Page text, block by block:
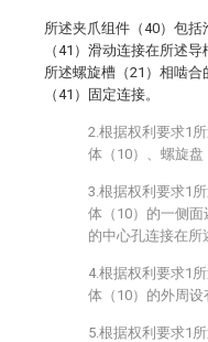
所述夹爪组件（40）包
（41）滑动连接在所述
所述螺旋槽（21）相啮
（41）固定连接。
2.根据权利要求1
体（10）、螺旋盘
3.根据权利要求1
体（10）的一侧面
的中心孔连接在所
4.根据权利要求1
体（10）的外周设
5.根据权利要求1